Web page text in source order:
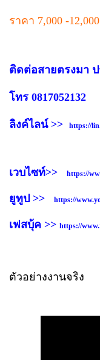
ราคา 7,000 -
ติดต่อสายตรงมา
โทร 0817052132
ลิงค์ไลน์ >> https://
เวบไซท์>> https://
ยูทูป >> https://
เฟสบุ้ค >> https://
ตัวอย่างงานจริง